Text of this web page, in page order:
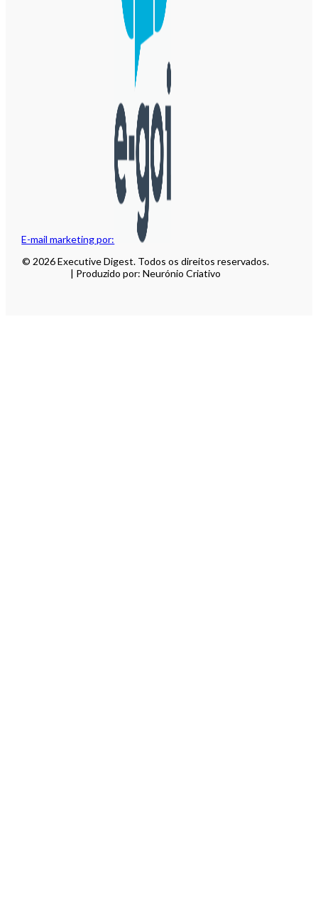
E-mail marketing por:
© 2026 Executive Digest. Todos os direitos reservados.
| Produzido por: Neurónio Criativo